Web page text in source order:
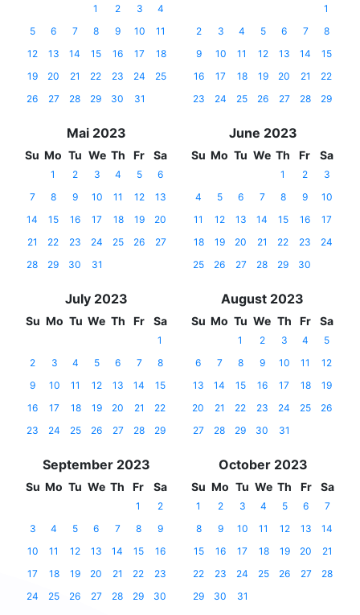
1 2 3
4
5
6 7 8 9 10
11
12
13 14 15 16 17
18
19
20 21 22 23 24
25
26
27 28 29 30 31
1
2
3 4 5 6 7
8
9
10 11 12 13 14
15
16
17 18 19 20 21
22
23
24 25 26 27 28 29
Mai 2023
Su Mo Tu We Th Fr Sa
1 2 3 4 5
6
7
8 9 10 11 12
13
14
15 16 17 18 19
20
21
22 23 24 25 26
27
28
29 30 31
June 2023
Su Mo Tu We Th Fr Sa
1 2
3
4
5 6 7 8 9
10
11
12 13 14 15 16
17
18
19 20 21 22 23
24
25
26 27 28 29 30
July 2023
Su Mo Tu We Th Fr Sa
1
2
3 4 5 6 7
8
9
10 11 12 13 14
15
16
17 18 19 20 21
22
23
24 25 26 27 28 29
August 2023
Su Mo Tu We Th Fr Sa
1 2 3 4
5
6
7 8 9 10 11
12
13
14 15 16 17 18
19
20
21 22 23 24 25
26
27
28 29 30 31
September 2023
Su Mo Tu We Th Fr Sa
1
2
3
4 5 6 7 8
9
10
11 12 13 14 15
16
17
18 19 20 21 22
23
24
25 26 27 28 29 30
October 2023
Su Mo Tu We Th Fr Sa
1 2 3 4 5 6
7
8
9 10 11 12 13
14
15
16 17 18 19 20
21
22
23 24 25 26 27
28
29
30 31